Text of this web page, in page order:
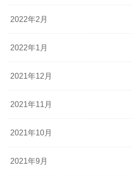
2022年2月
2022年1月
2021年12月
2021年11月
2021年10月
2021年9月